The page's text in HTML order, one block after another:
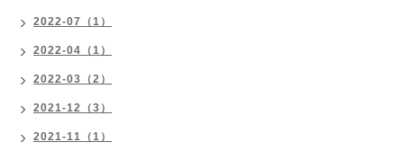
2022-07（1）
2022-04（1）
2022-03（2）
2021-12（3）
2021-11（1）